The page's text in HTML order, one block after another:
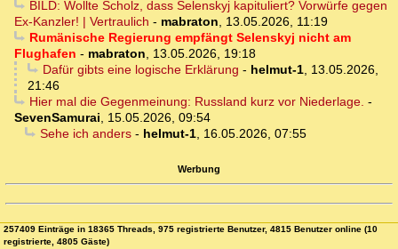
BILD: Wollte Scholz, dass Selenskyj kapituliert? Vorwürfe gegen
Ex-Kanzler! | Vertraulich - mabraton, 13.05.2026, 11:19
Rumänische Regierung empfängt Selenskyj nicht am
Flughafen - mabraton, 13.05.2026, 19:18
Dafür gibts eine logische Erklärung - helmut-1, 13.05.2026,
21:46
Hier mal die Gegenmeinung: Russland kurz vor Niederlage. -
SevenSamurai, 15.05.2026, 09:54
Sehe ich anders- helmut-1, 16.05.2026, 07:55
Werbung
257409 Einträge in 18365 Threads, 975 registrierte Benutzer, 4815 Benutzer online (10
registrierte, 4805 Gäste)